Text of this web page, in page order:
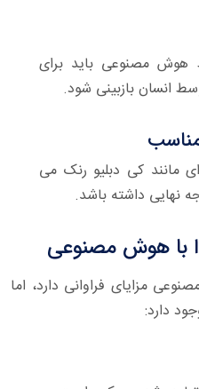
هوش مصنوعی باید برای
انسان بازبینی شود.
مناسب
مانند کی دبلیو رنک می
نهایی داشته باشد.
با هوش مصنوعی
مزایای فراوانی دارد، اما
دارد: